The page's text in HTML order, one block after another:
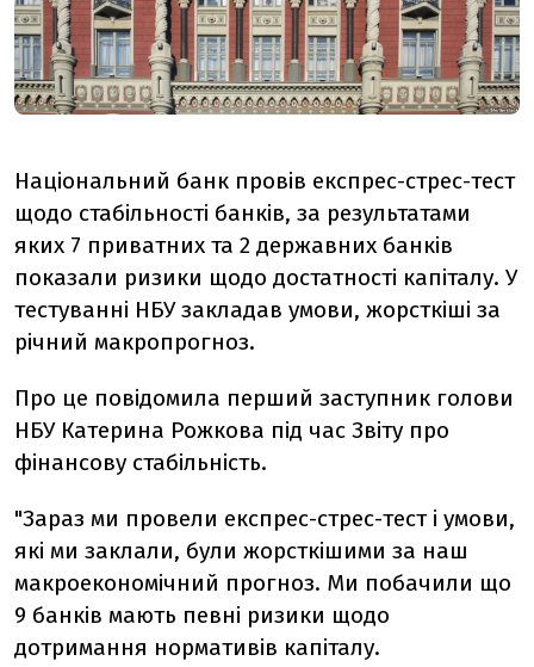
Національний банк провів експрес-стрес-тест
щодо стабільності банків, за результатами
яких 7 приватних та 2 державних банків
показали ризики щодо достатності капіталу. У
тестуванні НБУ закладав умови, жорсткіші за
річний макропрогноз.
Про це повідомила перший заступник голови
НБУ Катерина Рожкова під час Звіту про
фінансову стабільність.
"Зараз ми провели експрес-стрес-тест і умови,
які ми заклали, були жорсткішими за наш
макроекономічний прогноз. Ми побачили що
9 банків мають певні ризики щодо
дотримання нормативів капіталу.